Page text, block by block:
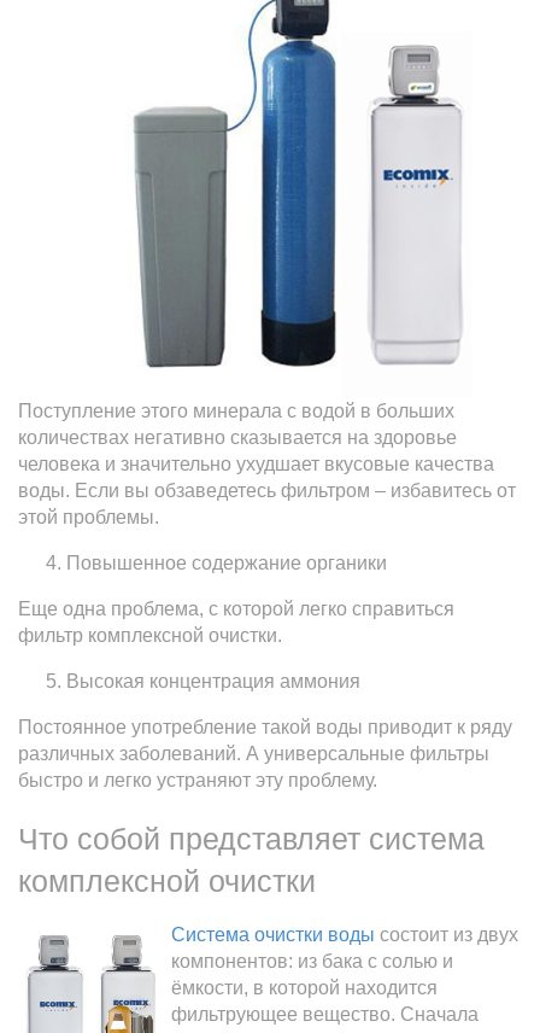
Поступление этого минерала с водой в больших
количествах негативно сказывается на здоровье
человека и значительно ухудшает вкусовые качества
воды. Если вы обзаведетесь фильтром – избавитесь от
этой проблемы.
Повышенное содержание органики
Еще одна проблема, с которой легко справиться
фильтр комплексной очистки.
Высокая концентрация аммония
Постоянное употребление такой воды приводит к ряду
различных заболеваний. А универсальные фильтры
быстро и легко устраняют эту проблему.
Что собой представляет система
комплексной очистки
Система очистки воды состоит из двух
компонентов: из бака с солью и
ёмкости, в которой находится
фильтрующее вещество. Сначала